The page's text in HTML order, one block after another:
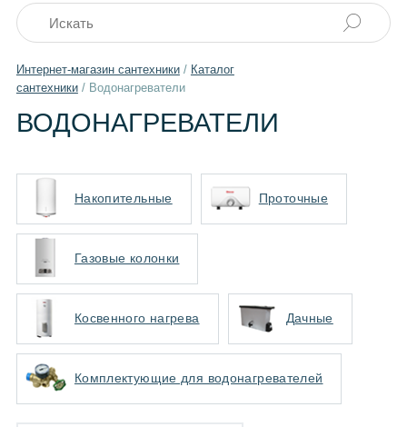
Интернет-магазин сантехники/ Каталог
сантехники/ Водонагреватели
ВОДОНАГРЕВАТЕЛИ
Накопительные Проточные
Газовые колонки
Косвенного нагрева Дачные
Комплектующие для водонагревателей